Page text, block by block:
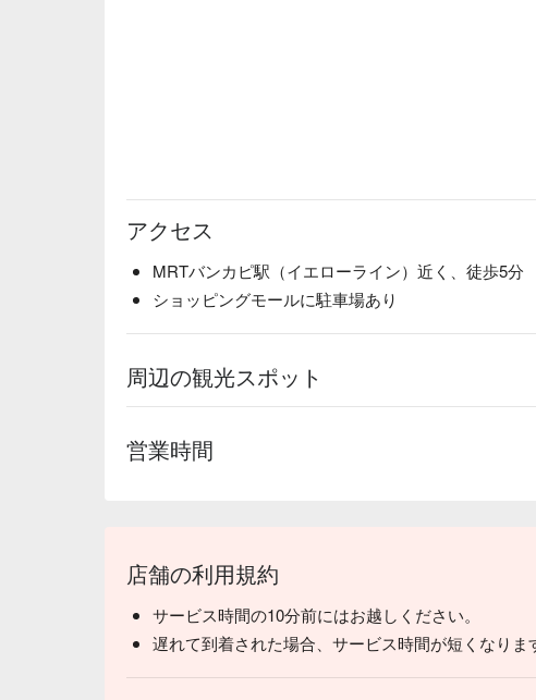
アクセス
MRTバンカピ駅（イエローライン）近く、徒歩5分
ショッピングモールに駐車場あり
周辺の観光スポット
営業時間
店舗の利用規約
サービス時間の10分前にはお越しください。
遅れて到着された場合、サービス時間が短くなりま